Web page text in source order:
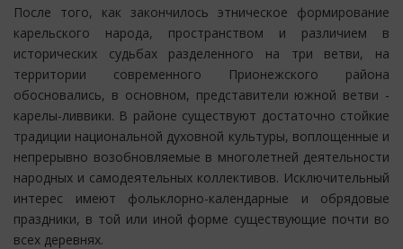
После того, как закончилось этническое формирование
карельского народа, пространством и различием в
исторических судьбах разделенного на три ветви, на
территории современного Прионежского района
обосновались, в основном, представители южной ветви -
карелы-ливвики. В районе существуют достаточно стойкие
традиции национальной духовной культуры, воплощенные и
непрерывно возобновляемые в многолетней деятельности
народных и самодеятельных коллективов. Исключительный
интерес имеют фольклорно-календарные и обрядовые
праздники, в той или иной форме существующие почти во
всех деревнях.